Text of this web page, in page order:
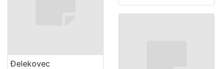
Đelekovec